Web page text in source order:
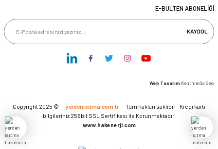
E-BÜLTEN ABONELİĞİ
KAYDOL
Web Tasarım Kentmedia Seo
Copyright 2025 © - yerdenisitma.com.tr - Tüm hakları saklıdır - Kredi kartı
bilgileriniz 256bit SSL Sertifikası ile Korunmaktadır.
www.hakenerji.com